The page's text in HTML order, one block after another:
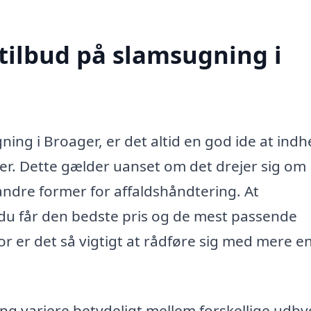
på slamsugning i
i Broager, er det altid en god ide at
Dette gælder uanset om det drejer sig om
former for affaldshåndtering. At
får den bedste pris og de mest passende
er det så vigtigt at rådføre sig med mere